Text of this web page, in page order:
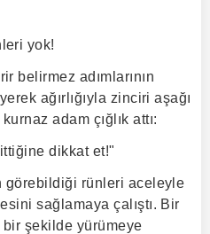
yok!
belirmez adımlarının
ağırlığıyla zinciri aşağı
adam çığlık attı:
dikkat et!"
görebildiği rünleri aceleyle
sağlamaya çalıştı. Bir
şekilde yürümeye